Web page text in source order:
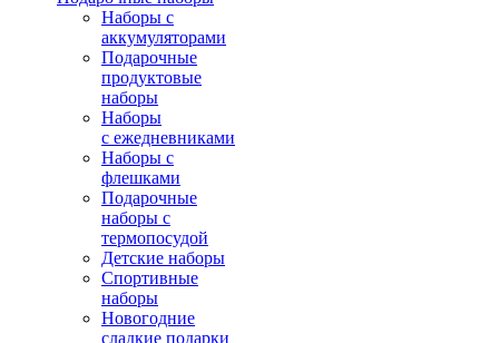
Наборы с
аккумуляторами
Подарочные
продуктовые
наборы
Наборы
с ежедневниками
Наборы с
флешками
Подарочные
наборы с
термопосудой
Детские наборы
Спортивные
наборы
Новогодние
сладкие подарки